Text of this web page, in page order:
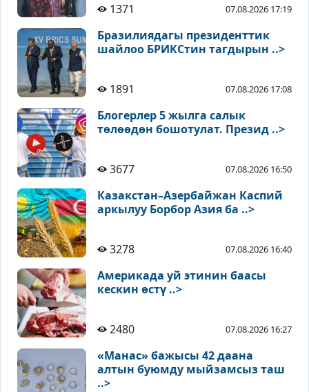
1371 07.08.2026 17:19
Бразилиядагы президенттик
шайлоо БРИКСтин тагдырын ..>
1891 07.08.2026 17:08
Блогерлер 5 жылга салык
төлөөдөн бошотулат. Презид ..>
3677 07.08.2026 16:50
Казакстан–Азербайжан Каспий
аркылуу Борбор Азия ба ..>
3278 07.08.2026 16:40
Америкада уй этинин баасы
кескин өстү ..>
2480 07.08.2026 16:27
«Манас» бажысы 42 даана
алтын буюмду мыйзамсыз таш
..>